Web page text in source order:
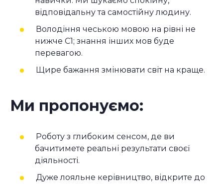
відповідальну та самостійну людину.
Володіння чеською мовою на рівні не
нижче С1; знання інших мов буде
перевагою.
Щире бажання змінювати світ на краще.
Ми пропонуємо:
Роботу з глибоким сенсом, де ви
бачитимете реальні результати своєї
діяльності.
Дуже лояльне керівництво, відкрите до